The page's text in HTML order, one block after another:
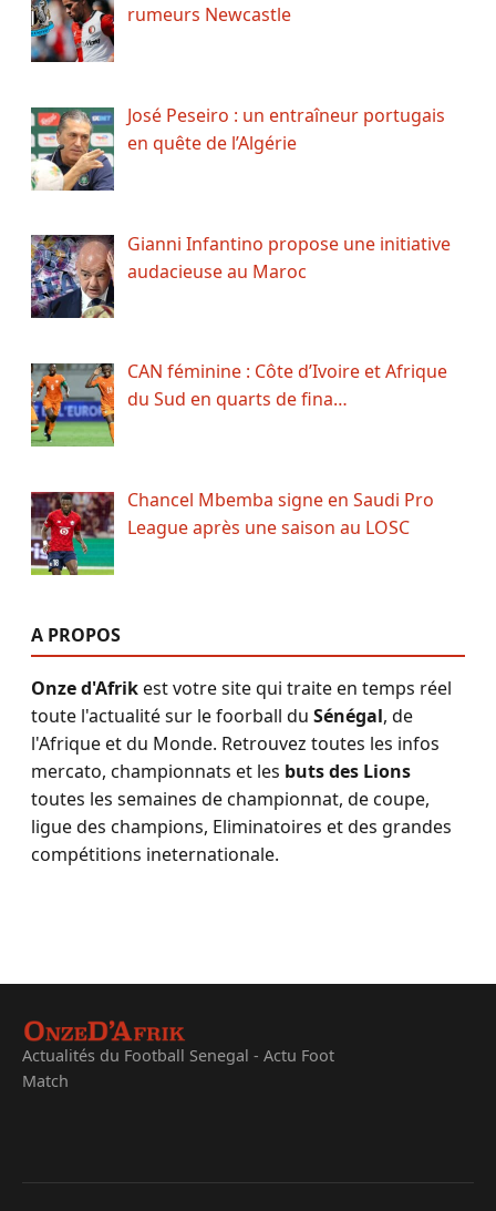
rumeurs Newcastle
José Peseiro : un entraîneur portugais
en quête de l’Algérie
Gianni Infantino propose une initiative
audacieuse au Maroc
CAN féminine : Côte d’Ivoire et Afrique
du Sud en quarts de fina…
Chancel Mbemba signe en Saudi Pro
League après une saison au LOSC
A PROPOS
Onze d'Afrikest votre site qui traite en temps réel
toute l'actualité sur le foorball du Sénégal, de
l'Afrique et du Monde. Retrouvez toutes les infos
mercato, championnats et les buts des Lions
toutes les semaines de championnat, de coupe,
ligue des champions, Eliminatoires et des grandes
compétitions ineternationale.
Actualités du Football Senegal - Actu Foot
Match